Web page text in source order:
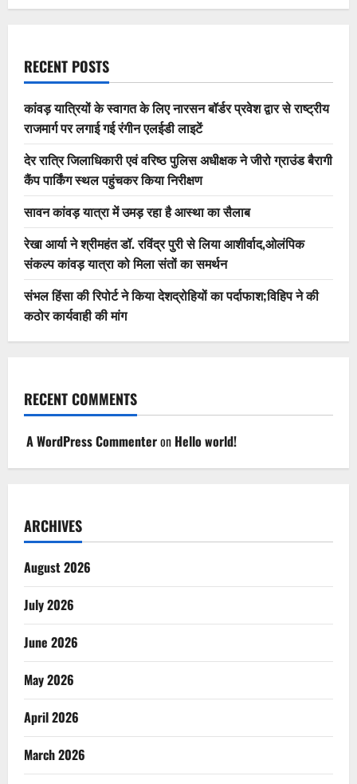
RECENT POSTS
कांवड़ यात्रियों के स्वागत के लिए नारसन बॉर्डर प्रवेश द्वार से राष्ट्रीय
राजमार्ग पर लगाई गई रंगीन एलईडी लाइटें
देर रात्रि जिलाधिकारी एवं वरिष्ठ पुलिस अधीक्षक ने जीरो ग्राउंड बैरागी
कैंप पार्किंग स्थल पहुंचकर किया निरीक्षण
सावन कांवड़ यात्रा में उमड़ रहा है आस्था का सैलाब
रेखा आर्या ने श्रीमहंत डॉ. रविंद्र पुरी से लिया आशीर्वाद,ओलंपिक
संकल्प कांवड़ यात्रा को मिला संतों का समर्थन
संभल हिंसा की रिपोर्ट ने किया देशद्रोहियों का पर्दाफाश;विहिप ने की
कठोर कार्यवाही की मांग
RECENT COMMENTS
A WordPress Commenteron Hello world!
ARCHIVES
August 2026
July 2026
June 2026
May 2026
April 2026
March 2026